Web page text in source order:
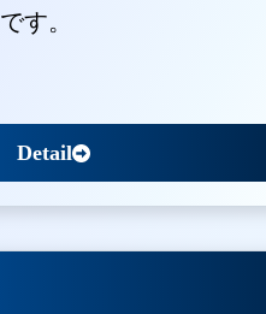
す。
Detail